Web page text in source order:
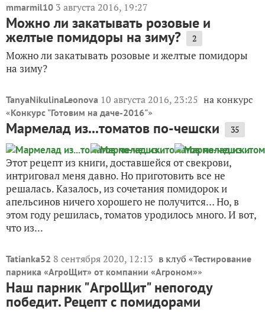
mmarmil10 3 августа 2016, 19:27
Можно ли закатывать розовые и
желтые помидоры на зиму? 2
Можно ли закатывать розовые и желтые помидоры
на зиму?
TanyaNikulinaLeonova 10 августа 2016, 23:25 на конкурс
«Конкурс "Готовим на даче-2016"»
Мармелад из...томатов по-чешски 35
Этот рецепт из книги, доставшейся от свекрови,
интриговал меня давно. Но приготовить все не
решалась. Казалось, из сочетания помидорок и
апельсинов ничего хорошего не получится… Но, в
этом году решилась, томатов уродилось много. И вот,
что из...
Tatianka52 8 сентября 2020, 12:13 в клуб «Тестирование
парника «АгроЩит» от компании «Агроном»»
Наш парник "АгроЩит" непогоду
победит. Рецепт с помидорами